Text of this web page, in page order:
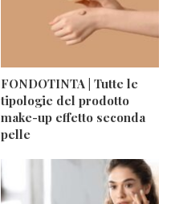
FONDOTINTA | Tutte le
tipologie del prodotto
make-up effetto seconda
pelle